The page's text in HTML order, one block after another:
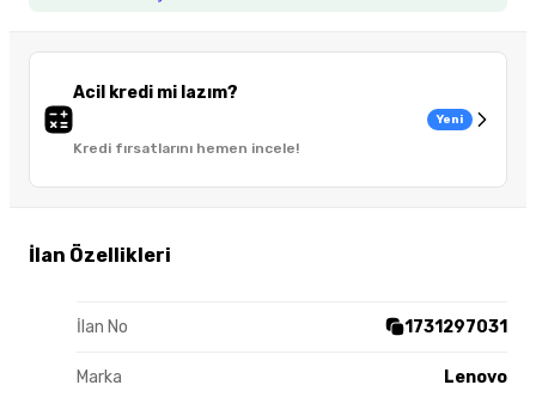
Acil kredi mi lazım?
Kredi fırsatlarını hemen incele!
Yeni
İlan Özellikleri
İlan No 1731297031
Marka Lenovo